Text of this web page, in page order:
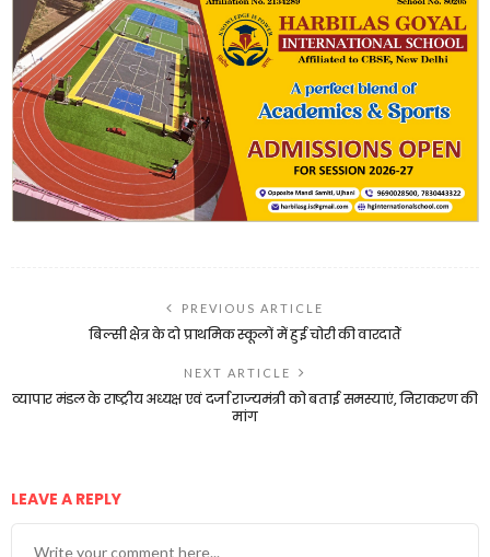
PREVIOUS ARTICLE
बिल्सी क्षेेत्र के दो प्राथमिक स्कूलों में हुई चोरी की वारदातेें
NEXT ARTICLE
व्यापार मंडल के राष्ट्रीय अध्यक्ष एवं दर्जा राज्यमंत्री को बताई समस्याएं, निराकरण की
मांग
LEAVE A REPLY